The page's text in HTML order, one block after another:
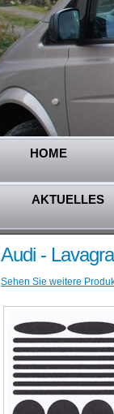
HOME
AKTUELLES
Audi -
Sehen Sie weitere